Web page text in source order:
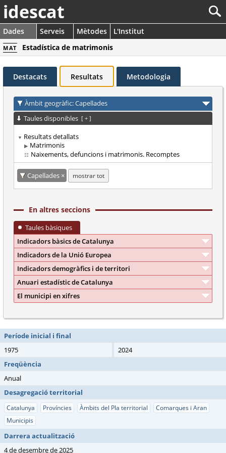
idescat
Dades Serveis Mètodes L'Institut
MAT Estadística de matrimonis
Destacats Resultats Metodologia
Àmbit geogràfic: Capellades
Taules disponibles [ + ]
Resultats detallats
Matrimonis
Naixements, defuncions i matrimonis. Recomptes
Capellades mostrar tot
En altres seccions
Taules bàsiques
Indicadors bàsics de Catalunya
Indicadors de la Unió Europea
Indicadors demogràfics i de territori
Anuari estadístic de Catalunya
El municipi en xifres
Període inicial i final
1975
2024
Freqüència
Anual
Desagregació territorial
Catalunya Províncies Àmbits del Pla territorial
Comarques i Aran
Municipis
Darrera actualització
4 de desembre de 2025